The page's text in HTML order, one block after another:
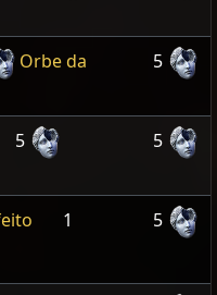
Orbe da
5
5
5
1
5